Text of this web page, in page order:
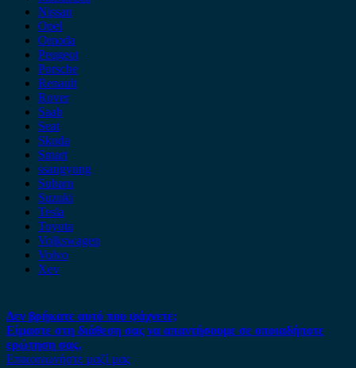
Nissan
Opel
Omoda
Peugeot
Porsche
Renault
Rover
Saab
Seat
Skoda
Smart
ssangyong
Subaru
Suzuki
Tesla
Toyota
Volkswagen
Volvo
Xev
Δεν βρήκατε αυτό που ψάχνετε;
Είμαστε στη διάθεση σας να απαντήσουμε σε οποιαδήποτε
ερώτηση σας.
Επικοινωνήστε μαζί μας